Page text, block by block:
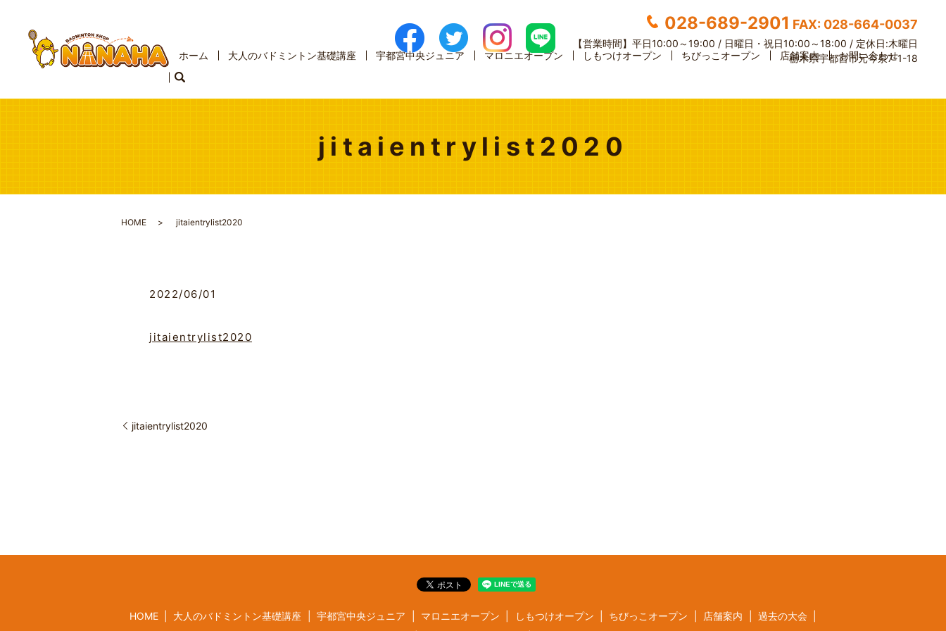
028-689-2901 FAX: 028-664-0037
【営業時間】 平日10:00～19:00 / 日曜日・祝日10:00～18:00 / 定休日:木曜日
栃木県宇都宮市元今泉7-1-18
ホーム 大人のバドミントン基礎講座 宇都宮中央ジュニア マロニエオープン しもつけオープン ちびっこオープン 店舗案内 お問い合わせ
jitaientrylist2020
HOME jitaientrylist2020
2022/06/01
jitaientrylist2020
jitaientrylist2020
HOME 大人のバドミントン基礎講座 宇都宮中央ジュニア マロニエオープン しもつけオープン ちびっこオープン 店舗案内
過去の大会